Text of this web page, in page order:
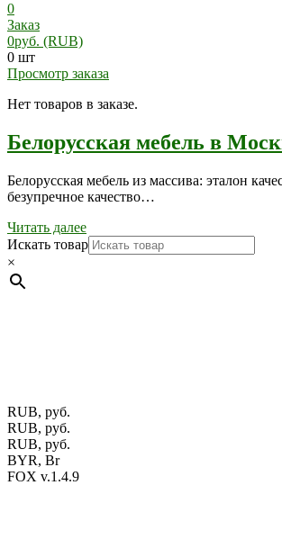
0
Заказ
0руб. (RUB)
0 шт
Просмотр заказа
Нет товаров в заказе.
Белорусская мебель в
Белорусская мебель из массива: эталон
безупречное качество…
Читать далее
Искать товар
×
RUB, руб.
RUB, руб.
RUB, руб.
BYR, Br
FOX v.1.4.9